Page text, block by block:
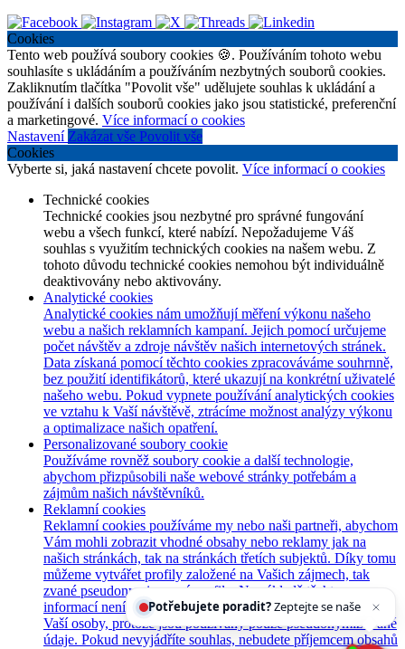
Cookies
Tento web používá soubory cookies 🍪. Používáním tohoto webu
souhlasíte s ukládáním a používáním nezbytných souborů cookies.
Zakliknutím tlačítka "Povolit vše" udělujete souhlas k ukládání a
používání i dalších souborů cookies jako jsou statistické, preferenční
a marketingové. Více informací o cookies
Nastavení Zakázat vše Povolit vše
Cookies
Vyberte si, jaká nastavení chcete povolit. Více informací o cookies
Technické cookies
Technické cookies jsou nezbytné pro správné fungování
webu a všech funkcí, které nabízí. Nepožadujeme Váš
souhlas s využitím technických cookies na našem webu. Z
tohoto důvodu technické cookies nemohou být individuálně
deaktivovány nebo aktivovány.
Analytické cookies
Analytické cookies nám umožňují měření výkonu našeho
webu a našich reklamních kampaní. Jejich pomocí určujeme
počet návštěv a zdroje návštěv našich internetových stránek.
Data získaná pomocí těchto cookies zpracováváme souhrnně,
bez použití identifikátorů, které ukazují na konkrétní uživatelé
našeho webu. Pokud vypnete používání analytických cookies
ve vztahu k Vaší návštěvě, ztrácíme možnost analýzy výkonu
a optimalizace našich opatření.
Personalizované soubory cookie
Používáme rovněž soubory cookie a další technologie,
abychom přizpůsobili naše webové stránky potřebám a
zájmům našich návštěvníků.
Reklamní cookies
Reklamní cookies používáme my nebo naši partneři, abychom
Vám mohli zobrazit vhodné obsahy nebo reklamy jak na
našich stránkách, tak na stránkách třetích subjektů. Díky tomu
můžeme vytvářet profily založené na Vašich zájmech, tak
zvané pseudonymizované profily. Na základě těchto
informací není zpravidla možná bezprostřední identifikace
Vaší osoby, protože jsou používány pouze pseudonymizované
údaje. Pokud nevyjádříte souhlas, nebudete příjemcem obsahů
Potřebujete poradit?Zeptejte se našeho asistentaCh